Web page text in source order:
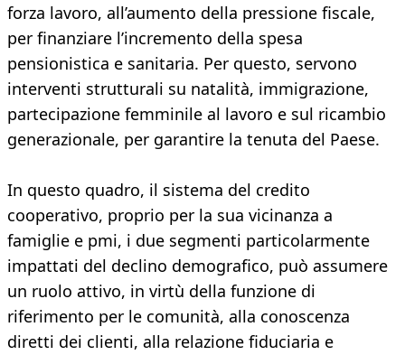
forza lavoro, all’aumento della pressione fiscale,
per finanziare l’incremento della spesa
pensionistica e sanitaria. Per questo, servono
interventi strutturali su natalità, immigrazione,
partecipazione femminile al lavoro e sul ricambio
generazionale, per garantire la tenuta del Paese.
In questo quadro, il sistema del credito
cooperativo, proprio per la sua vicinanza a
famiglie e pmi, i due segmenti particolarmente
impattati del declino demografico, può assumere
un ruolo attivo, in virtù della funzione di
riferimento per le comunità, alla conoscenza
diretti dei clienti, alla relazione fiduciaria e